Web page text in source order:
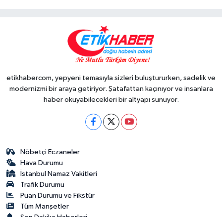
etikhabercom, yepyeni temasıyla sizleri buluştururken, sadelik ve
modernizmi bir araya getiriyor. Şatafattan kaçınıyor ve insanlara
haber okuyabilecekleri bir altyapı sunuyor.
Nöbetçi Eczaneler
Hava Durumu
İstanbul Namaz Vakitleri
Trafik Durumu
Puan Durumu ve Fikstür
Tüm Manşetler